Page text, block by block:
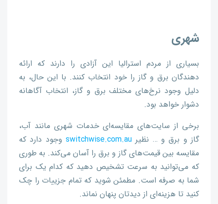
شهری
بسیاری از مردم استرالیا این آزادی را دارند که ارائه
دهندگان برق و گاز را خود انتخاب کنند. با این حال، به
دلیل وجود نرخ‌های مختلف برق و گاز، انتخاب آگاهانه
دشوار خواهد بود.
برخی از سایت‌های مقایسه‌ای خدمات شهری مانند آب،
گاز و برق و … نظیر switchwise.com.au وجود دارد که
مقایسه بین قیمت‌های گاز و برق را آسان می‌کند. به طوری
که می‌توانید به سرعت تشخیص دهید که کدام یک برای
شما به صرفه است. مطمئن شوید که تمام جزییات را چک
کنید تا هزینه‌ای از دیدتان پنهان نماند.